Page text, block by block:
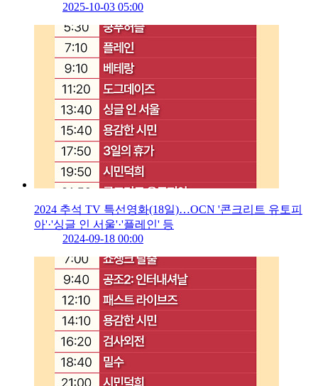
2025-10-03 05:00
2024 추석 TV 특선영화(18일)…OCN '콘크리트 유토피
아'·'싱글 인 서울'·'플레인' 등
2024-09-18 00:00